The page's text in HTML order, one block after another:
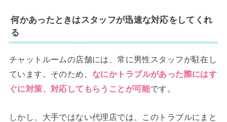
何かあったときはスタッフが迅速な対応をしてくれ
る
チャットルームの店舗には、常に男性スタッフが駐在し
ています。そのため、なにかトラブルがあった際にはす
ぐに対策、対応してもらうことが可能です。
しかし、大手ではない代理店では、このトラブルにまと